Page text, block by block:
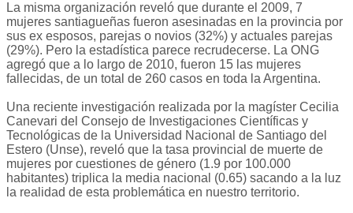
La misma organización reveló que durante el 2009, 7
mujeres santiagueñas fueron asesinadas en la provincia por
sus ex esposos, parejas o novios (32%) y actuales parejas
(29%). Pero la estadística parece recrudecerse. La ONG
agregó que a lo largo de 2010, fueron 15 las mujeres
fallecidas, de un total de 260 casos en toda la Argentina.
Una reciente investigación realizada por la magíster Cecilia
Canevari del Consejo de Investigaciones Científicas y
Tecnológicas de la Universidad Nacional de Santiago del
Estero (Unse), reveló que la tasa provincial de muerte de
mujeres por cuestiones de género (1.9 por 100.000
habitantes) triplica la media nacional (0.65) sacando a la luz
la realidad de esta problemática en nuestro territorio.